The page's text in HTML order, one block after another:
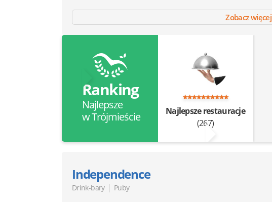
Zobacz więcej
Ranking
Najlepsze
w Trójmieście
Najlepsze restauracje
(267)
Independence
Drink-bary | Puby